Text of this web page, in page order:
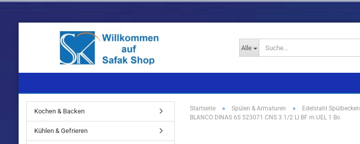
Alle
Standgeräte
Standgeräte
Standgeräte
Startseite » Spülen & Armaturen » Edelstahl Spülbecken
BLANCO DINAS 6S 523071 CNS 3 1/2 LI BF m.UEL 1 Bo
Kochen & Backen
Kühlen & Gefrieren